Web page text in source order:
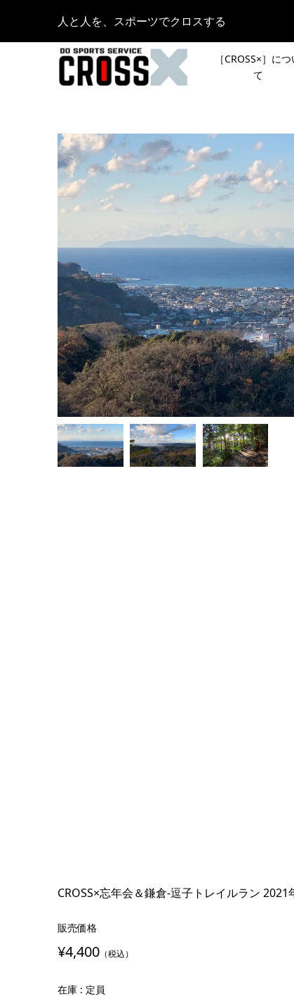
人と人を、スポーツでクロスする
［CROSS×］に
て
開
【
ラン
ホー
開始
12月
［
声で
CROSS×忘年会＆鎌倉-逗子トレイルラン
販売価格
¥4,400 （税込）
在庫 : 定員